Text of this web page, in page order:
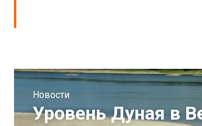
Новости
Уровень Дуная в